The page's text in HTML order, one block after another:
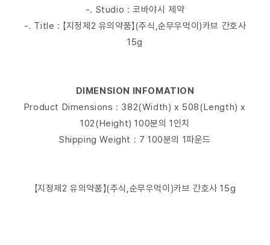
-. Studio : 코바야시 제약
-. Title : 【지정제2 유의약품】(주식,순무우먹이)카브 간호사
15g
DIMENSION INFOMATION
Product Dimensions : 382(Width) x 508(Length) x
102(Height) 100분의 1인치
Shipping Weight : 7 100분의 1파운드
【지정제2 유의약품】(주식,순무우먹이)카브 간호사 15g